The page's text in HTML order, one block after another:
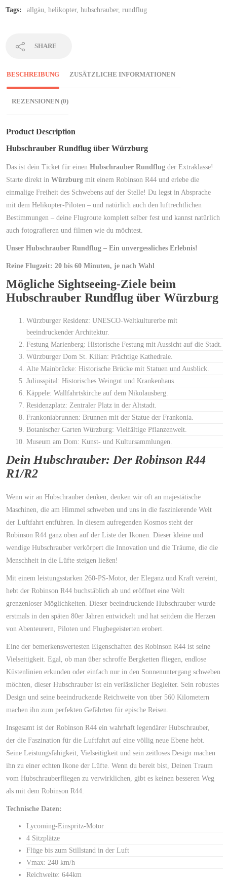
Tags: allgäu,helikopter,hubschrauber,rundflug
SHARE
BESCHREIBUNG ZUSÄTZLICHE INFORMATIONEN
REZENSIONEN (0)
Product Description
Hubschrauber Rundflug über Würzburg
Das ist dein Ticket für einenHubschrauber Rundflug der Extraklasse!
Starte direkt inWürzburg mit einem Robinson R44 und erlebe die
einmalige Freiheit des Schwebens auf der Stelle! Du legst in Absprache
mit dem Helikopter-Piloten – und natürlich auch den luftrechtlichen
Bestimmungen – deine Flugroute komplett selber fest und kannst natürlich
auch fotografieren und filmen wie du möchtest.
Unser Hubschrauber Rundflug – Ein unvergessliches Erlebnis!
Reine Flugzeit: 20 bis 60 Minuten, je nach Wahl
Mögliche Sightseeing-Ziele beim
Hubschrauber Rundflug über Würzburg
Würzburger Residenz: UNESCO-Weltkulturerbe mit
beeindruckender Architektur.
Festung Marienberg: Historische Festung mit Aussicht auf die Stadt.
Würzburger Dom St. Kilian: Prächtige Kathedrale.
Alte Mainbrücke: Historische Brücke mit Statuen und Ausblick.
Juliusspital: Historisches Weingut und Krankenhaus.
Käppele: Wallfahrtskirche auf dem Nikolausberg.
Residenzplatz: Zentraler Platz in der Altstadt.
Frankoniabrunnen: Brunnen mit der Statue der Frankonia.
Botanischer Garten Würzburg: Vielfältige Pflanzenwelt.
Museum am Dom: Kunst- und Kultursammlungen.
Dein Hubschrauber: Der Robinson R44
R1/R2
Wenn wir an Hubschrauber denken, denken wir oft an majestätische
Maschinen, die am Himmel schweben und uns in die faszinierende Welt
der Luftfahrt entführen. In diesem aufregenden Kosmos steht der
Robinson R44 ganz oben auf der Liste der Ikonen. Dieser kleine und
wendige Hubschrauber verkörpert die Innovation und die Träume, die die
Menschheit in die Lüfte steigen ließen!
Mit einem leistungsstarken 260-PS-Motor, der Eleganz und Kraft vereint,
hebt der Robinson R44 buchstäblich ab und eröffnet eine Welt
grenzenloser Möglichkeiten. Dieser beeindruckende Hubschrauber wurde
erstmals in den späten 80er Jahren entwickelt und hat seitdem die Herzen
von Abenteurern, Piloten und Flugbegeisterten erobert.
Eine der bemerkenswertesten Eigenschaften des Robinson R44 ist seine
Vielseitigkeit. Egal, ob man über schroffe Bergketten fliegen, endlose
Küstenlinien erkunden oder einfach nur in den Sonnenuntergang schweben
möchten, dieser Hubschrauber ist ein verlässlicher Begleiter. Sein robustes
Design und seine beeindruckende Reichweite von über 560 Kilometern
machen ihn zum perfekten Gefährten für epische Reisen.
Insgesamt ist der Robinson R44 ein wahrhaft legendärer Hubschrauber,
der die Faszination für die Luftfahrt auf eine völlig neue Ebene hebt.
Seine Leistungsfähigkeit, Vielseitigkeit und sein zeitloses Design machen
ihn zu einer echten Ikone der Lüfte. Wenn du bereit bist, Deinen Traum
vom Hubschrauberfliegen zu verwirklichen, gibt es keinen besseren Weg
als mit dem Robinson R44.
Technische Daten:
Lycoming-Einspritz-Motor
4 Sitzplätze
Flüge bis zum Stillstand in der Luft
Vmax: 240 km/h
Reichweite: 644km